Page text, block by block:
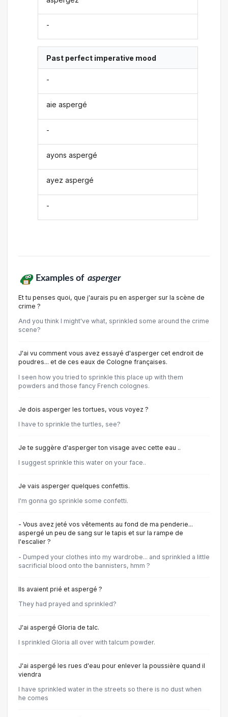
-
Past perfect imperative mood
-
aie aspergé
-
ayons aspergé
ayez aspergé
-
Examples of asperger
Et tu penses quoi, que j'aurais pu en asperger sur la scène de
crime ?
And you think I might've what, sprinkled some around the crime
scene?
J'ai vu comment vous avez essayé d'asperger cet endroit de
poudres... et de ces eaux de Cologne françaises.
I seen how you tried to sprinkle this place up with them
powders and those fancy French colognes.
Je dois asperger les tortues, vous voyez ?
I have to sprinkle the turtles, see?
Je te suggère d'asperger ton visage avec cette eau ..
I suggest sprinkle this water on your face..
Je vais asperger quelques confettis.
I'm gonna go sprinkle some confetti.
- Vous avez jeté vos vêtements au fond de ma penderie...
aspergé un peu de sang sur le tapis et sur la rampe de
l'escalier ?
- Dumped your clothes into my wardrobe... and sprinkled a little
sacrificial blood onto the bannisters, hmm ?
Ils avaient prié et aspergé ?
They had prayed and sprinkled?
J'ai aspergé Gloria de talc.
I sprinkled Gloria all over with talcum powder.
J'ai aspergé les rues d'eau pour enlever la poussière quand il
viendra
I have sprinkled water in the streets so there is no dust when
he comes